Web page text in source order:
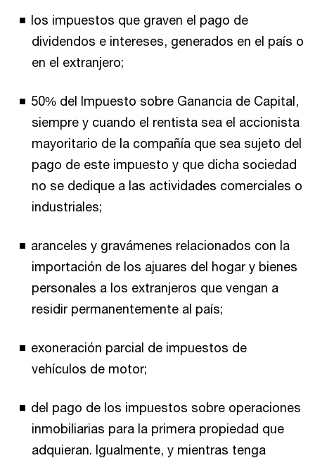
los impuestos que graven el pago de
dividendos e intereses, generados en el país o
en el extranjero;
50% del Impuesto sobre Ganancia de Capital,
siempre y cuando el rentista sea el accionista
mayoritario de la compañía que sea sujeto del
pago de este impuesto y que dicha sociedad
no se dedique a las actividades comerciales o
industriales;
aranceles y gravámenes relacionados con la
importación de los ajuares del hogar y bienes
personales a los extranjeros que vengan a
residir permanentemente al país;
exoneración parcial de impuestos de
vehículos de motor;
del pago de los impuestos sobre operaciones
inmobiliarias para la primera propiedad que
adquieran. Igualmente, y mientras tenga